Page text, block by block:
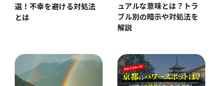
選！不幸を避ける対処法
とは
ュアルな意味とは？トラ
ブル別の暗示や対処法を
解説